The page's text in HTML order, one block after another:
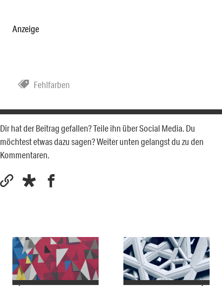
Anzeige
Fehlfarben
Dir hat der Beitrag gefallen? Teile ihn über Social Media. Du
möchtest etwas dazu sagen? Weiter unten gelangst du zu den
Kommentaren.